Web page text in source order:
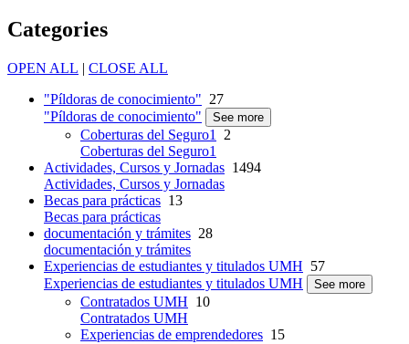
Categories
OPEN ALL | CLOSE ALL
"Píldoras de conocimiento" 27
"Píldoras de conocimiento"
See more
Coberturas del Seguro1
2
Coberturas del Seguro1
Actividades, Cursos y Jornadas 1494
Actividades, Cursos y Jornadas
Becas para prácticas 13
Becas para prácticas
documentación y trámites 28
documentación y trámites
Experiencias de estudiantes y titulados UMH 57
Experiencias de estudiantes y titulados UMH
See more
Contratados UMH 10
Contratados UMH
Experiencias de emprendedores 15